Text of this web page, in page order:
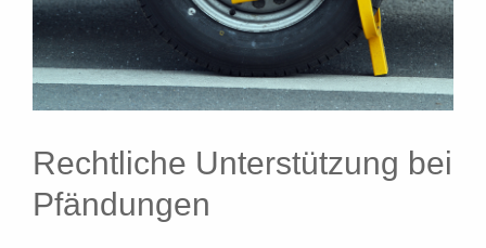
Rechtliche Unterstützung bei
Pfändungen